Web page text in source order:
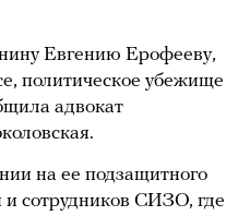
Евгению Ерофееву,
политическое убежище
адвокат
на ее подзащитного
и сотрудников СИЗО, где